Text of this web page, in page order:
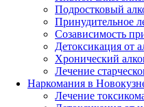
Подростковый
Принудительное
Созависимость
Детоксикация от
Хронический
Лечение
Наркомания в
Лечение